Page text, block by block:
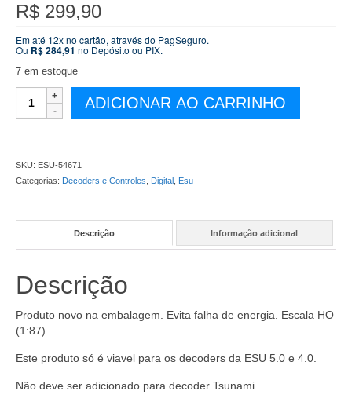
R$ 299,90
Em até 12x no cartão, através do PagSeguro.
Ou R$284,91 no Depósito ou PIX.
7 em estoque
Pack
ESU-
quantidade
ADICIONAR AO CARRINHO
SKU: ESU-54671
Categorias: Decoders e Controles Digital Esu
Descrição Informação adicional
Descrição
Produto novo na embalagem. Evita falha de energia. Escala HO
(1:87).
Este produto só é viavel para os decoders da ESU 5.0 e 4.0.
Não deve ser adicionado para decoder Tsunami.